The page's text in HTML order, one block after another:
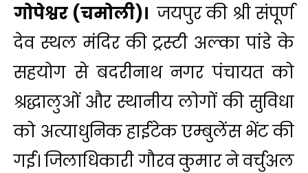
गोपेश्वर (चमोली)। जयपुर की श्री संपूर्ण
देव स्थल मंदिर की ट्रस्टी अल्का पांडे के
सहयोग से बदरीनाथ नगर पंचायत को
श्रद्धालुओं और स्थानीय लोगों की सुविधा
को अत्याधुनिक हाईटेक एम्बुलेंस भेंट की
गई। जिलाधिकारी गौरव कुमार ने वर्चुअल